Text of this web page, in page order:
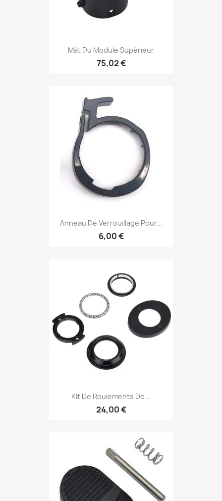
Mât Du Module Supérieur
75,02 €
Anneau De Verrouillage Pour...
6,00 €
Kit De Roulements De...
24,00 €